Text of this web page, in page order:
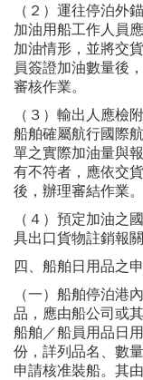
（２）運往停泊外
加油用船工作人員
加油情形，並將交
員簽證加油數量後
審核作業。
（３）輸出人應檢
船舶確屬航行國際
單之實際加油量與
有不符者，應依交
後，辦理審結作業。
（４）預定加油之
具出口貨物註銷報
四、船舶日用品之
（一）船舶停泊港
品，應由船公司或
船舶／船員用品日
份，詳列品名、數
申請核准裝船。其